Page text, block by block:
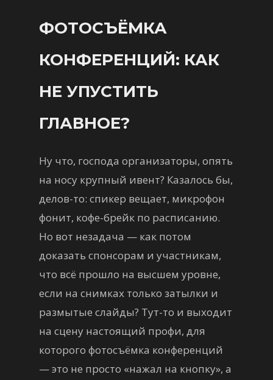
ФОТОСЪЁМКА
КОНФЕРЕНЦИЙ: КАК
НЕ УПУСТИТЬ
ГЛАВНОЕ?
Ну что, господа организаторы, опять
на носу крупный ивент? Казалось бы,
делов-то: спикер вещает, микрофон
фонит, кофе-брейк по расписанию.
Но вот незадача — как потом
доказать спонсорам и участникам,
что всё прошло на высшем уровне,
если на снимках только затылки и
размытые слайды? Тут-то и выходит
на сцену настоящий профи, для
которого фотосъёмка конференций
— это не просто «нажал на кнопку», а